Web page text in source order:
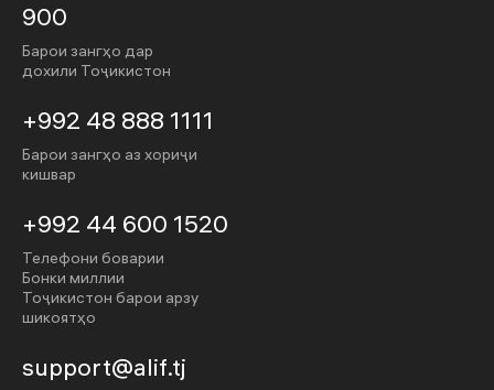
900
Барои зангҳо дар
дохили Тоҷикистон
+992 48 888 1111
Барои зангҳо аз хориҷи
кишвар
+992 44 600 1520
Телефони боварии
Бонки миллии
Тоҷикистон барои арзу
шикоятҳо
support@alif.tj